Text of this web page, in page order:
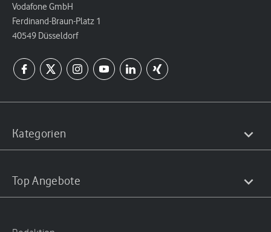
Vodafone GmbH
Ferdinand-Braun-Platz 1
40549 Düsseldorf
Kategorien
Top Angebote